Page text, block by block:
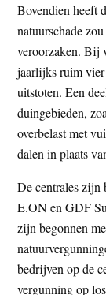
Bovendien heeft
natuurschade
veroorzaken. Bij
jaarlijks ruim
uitstoten. Een
duingebieden,
overbelast met
dalen in plaats
De centrales zijn
E.ON en GDF
zijn begonnen
bedrijven op de
vergunning op